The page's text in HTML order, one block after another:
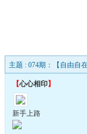
主题 : 074期：【自由自
【心心相印】
新手上路